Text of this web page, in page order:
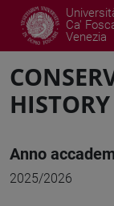
Ca'
Venezia
Anno
2025/2026